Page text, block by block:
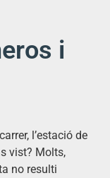
i
l’estació de
vist? Molts,
no resulti